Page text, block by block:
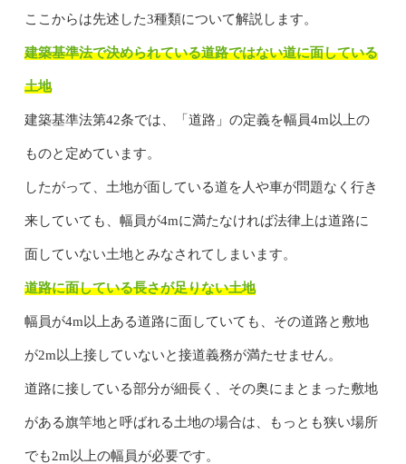
ここからは先述した3種類について解説します。
建築基準法で決められている道路ではない道に面している
土地
建築基準法第42条では、「道路」の定義を幅員4m以上の
ものと定めています。
したがって、土地が面している道を人や車が問題なく行き
来していても、幅員が4mに満たなければ法律上は道路に
面していない土地とみなされてしまいます。
道路に面している長さが足りない土地
幅員が4m以上ある道路に面していても、その道路と敷地
が2m以上接していないと接道義務が満たせません。
道路に接している部分が細長く、その奥にまとまった敷地
がある旗竿地と呼ばれる土地の場合は、もっとも狭い場所
でも2m以上の幅員が必要です。